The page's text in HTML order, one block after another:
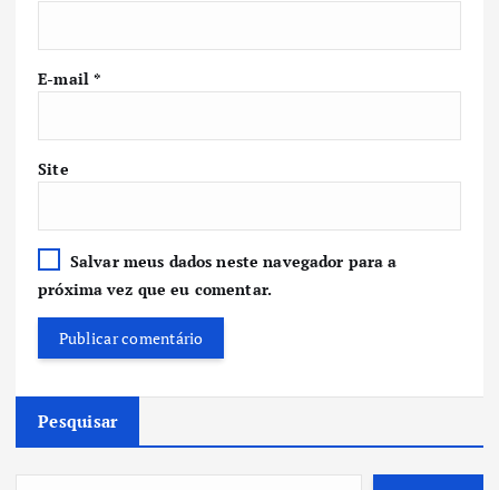
E-mail*
Site
Salvar meus dados neste navegador para a
próxima vez que eu comentar.
Pesquisar